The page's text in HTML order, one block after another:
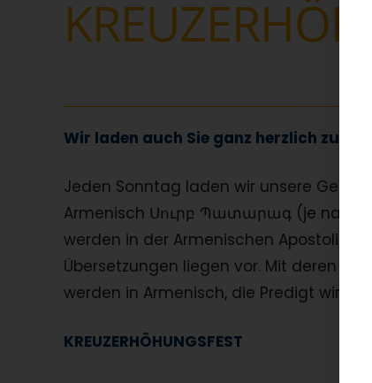
Wir laden auch Sie ganz herzlich zu
Jeden Sonntag laden wir unsere
Armenisch Սուրբ Պատարագ (je nach
werden in der Armenischen
Übersetzungen liegen vor. Mit deren
werden in Armenisch, die Predigt wird
KREUZERHÖHUNGSFEST